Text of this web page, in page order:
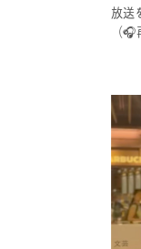
放送
（